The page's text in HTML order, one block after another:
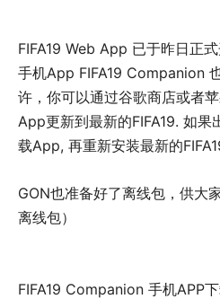
FIFA19 Web App 已于昨日正
手机App FIFA19 Companion
许，你可以通过谷歌商店或者
App更新到最新的FIFA19. 如果
载App, 再重新安装最新的
GON也准备好了离线包，供大
离线包）
FIFA19 Companion 手机APP下